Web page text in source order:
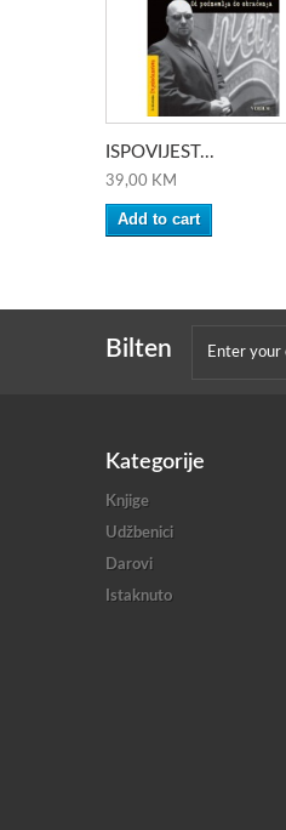
ISPOVIJEST...
39,00 KM
Add to cart
Bilten
Kategorije
Knjige
Udžbenici
Darovi
Istaknuto